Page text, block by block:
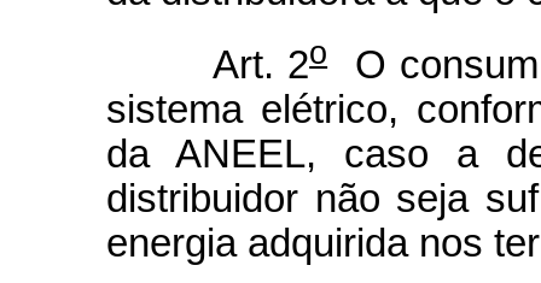
Art. 2o
O
sistema elétrico,
da ANEEL, caso a
distribuidor não seja
energia adquirida nos